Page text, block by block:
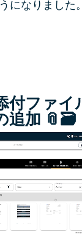
になりました
付ファイ
追加 📎🗃